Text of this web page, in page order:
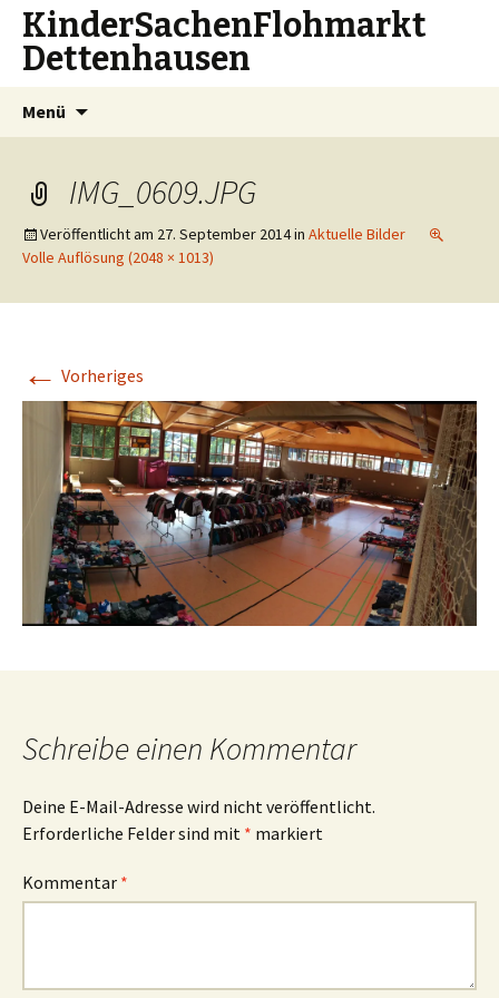
KinderSachenFlohmarkt
Dettenhausen
Menü
IMG_0609.JPG
Veröffentlicht am 27. September 2014in Aktuelle Bilder
Volle Auflösung (2048 × 1013)
← Vorheriges
Schreibe einen Kommentar
Deine E-Mail-Adresse wird nicht veröffentlicht.
Erforderliche Felder sind mit * markiert
Kommentar *